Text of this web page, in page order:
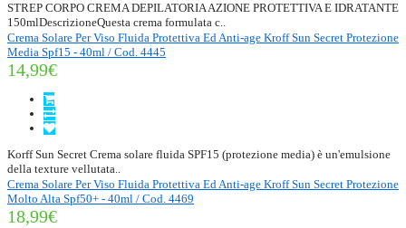
STREP CORPO CREMA DEPILATORIA AZIONE PROTETTIVA E IDRATANTE
150mlDescrizioneQuesta crema formulata c..
Crema Solare Per Viso Fluida Protettiva Ed Anti-age Kroff Sun Secret Protezione
Media Spf15 - 40ml / Cod. 4445
14,99€
Korff Sun Secret Crema solare fluida SPF15 (protezione media) è un'emulsione
della texture vellutata..
Crema Solare Per Viso Fluida Protettiva Ed Anti-age Kroff Sun Secret Protezione
Molto Alta Spf50+ - 40ml / Cod. 4469
18,99€